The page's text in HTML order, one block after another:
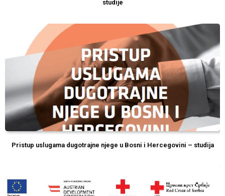
studije
Pristup uslugama dugotrajne njege u Bosni i Hercegovini – studija